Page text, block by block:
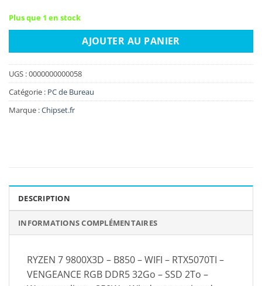
Plus que 1 en stock
AJOUTER AU PANIER
UGS :0000000000058
Catégorie : PC de Bureau
Marque :Chipset.fr
DESCRIPTION
INFORMATIONS COMPLÉMENTAIRES
RYZEN 7 9800X3D – B850 – WIFI – RTX5070TI –
VENGEANCE RGB DDR5 32Go – SSD 2To –